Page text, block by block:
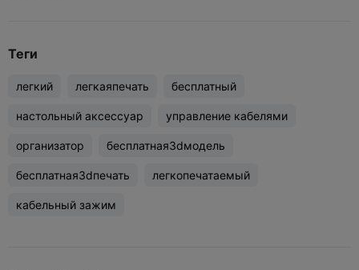
Теги
легкий легкаяпечать бесплатный
настольный аксессуар управление кабелями
организатор бесплатная3dмодель
бесплатная3dпечать легкопечатаемый
кабельный зажим